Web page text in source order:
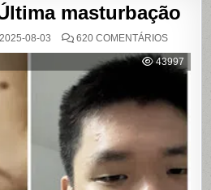
masturbação
2025-08-03 620 COMENTÁRIOSEM
WEB:
ÚLTIMA
43997